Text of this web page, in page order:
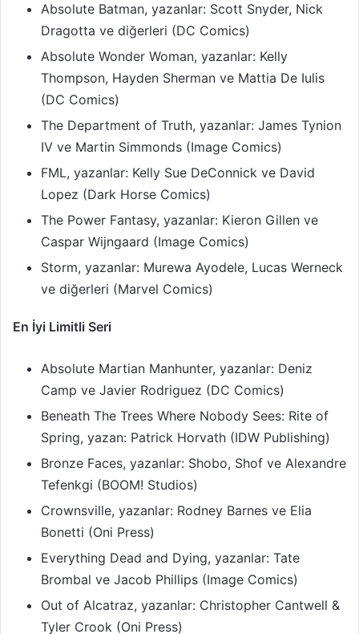
Absolute Batman, yazanlar: Scott Snyder, Nick
Dragotta ve diğerleri (DC Comics)
Absolute Wonder Woman, yazanlar: Kelly
Thompson, Hayden Sherman ve Mattia De Iulis
(DC Comics)
The Department of Truth, yazanlar: James Tynion
IV ve Martin Simmonds (Image Comics)
FML, yazanlar: Kelly Sue DeConnick ve David
Lopez (Dark Horse Comics)
The Power Fantasy, yazanlar: Kieron Gillen ve
Caspar Wijngaard (Image Comics)
Storm, yazanlar: Murewa Ayodele, Lucas Werneck
ve diğerleri (Marvel Comics)
En İyi Limitli Seri
Absolute Martian Manhunter, yazanlar: Deniz
Camp ve Javier Rodriguez (DC Comics)
Beneath The Trees Where Nobody Sees: Rite of
Spring, yazan: Patrick Horvath (IDW Publishing)
Bronze Faces, yazanlar: Shobo, Shof ve Alexandre
Tefenkgi (BOOM! Studios)
Crownsville, yazanlar: Rodney Barnes ve Elia
Bonetti (Oni Press)
Everything Dead and Dying, yazanlar: Tate
Brombal ve Jacob Phillips (Image Comics)
Out of Alcatraz, yazanlar: Christopher Cantwell &
Tyler Crook (Oni Press)